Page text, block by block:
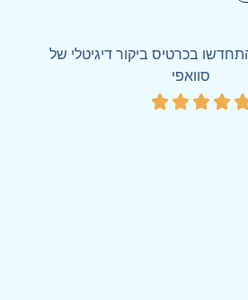
בכרטיס ביקור דיגיטלי של
סוואפי